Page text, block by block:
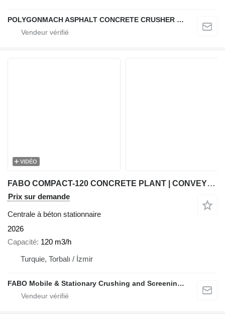
POLYGONMACH ASPHALT CONCRETE CRUSHER SYSTEMS
VIDÉO
FABO COMPACT-120 CONCRETE PLANT | CONVEYOR TYPE
Prix sur demande
Centrale à béton stationnaire
2026
Capacité 120 m3/h
Turquie, Torbalı / İzmir
FABO Mobile & Stationary Crushing and Screening Plants | Concrete Batching Plants Manufacturer